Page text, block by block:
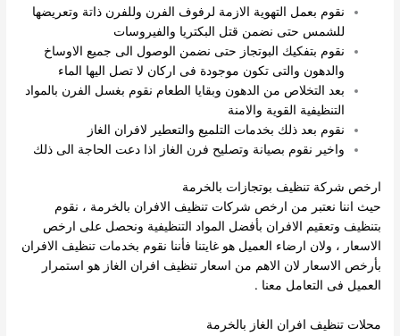
نقوم بعمل التهوية الازمة لرفوف الفرن وللفرن ذاتة وتعريضها
للشمس حتى نضمن قتل البكتريا والفيروسات
نقوم بتفكيك البوتجاز حتى نضمن الوصول الى جميع الاوساخ
والدهون والتى تكون موجودة فى اركان لا تصل اليها الماء
بعد التخلاص من الدهون وبقايا الطعام نقوم بغسل الفرن بالمواد
التنظيفية القوية والامنة
نقوم بعد ذلك بخدمات التلميع والتعطير لافران الغاز
واخير نقوم بصيانة وتصليح فرن الغاز اذا دعت الحاجة الى ذلك
ارخص شركة تنظيف بوتجازات بالخرمة
حيث اننا نعتبر من ارخص شركات تنظيف الافران بالخرمة ، نقوم
بتنظيف وتعقيم الافران بأفضل المواد التنظيفية ونحصل على ارخص
الاسعار ، ولان ارضاء العميل هو غايتنا فأننا نقوم بخدمات تنظيف الافران
بأرخص الاسعار لان الاهم من اسعار تنظيف افران الغاز هو استمرار
العميل فى التعامل معنا .
محلات تنظيف افران الغاز بالخرمة